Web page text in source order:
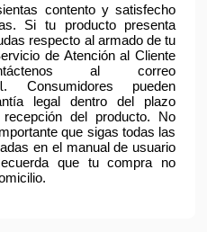
contento y satisfecho
Si tu producto presenta
respecto al armado de tu
de Atención al Cliente
al correo
. Consumidores pueden
legal dentro del plazo
del producto. No
que sigas todas las
en el manual de usuario
que tu compra no